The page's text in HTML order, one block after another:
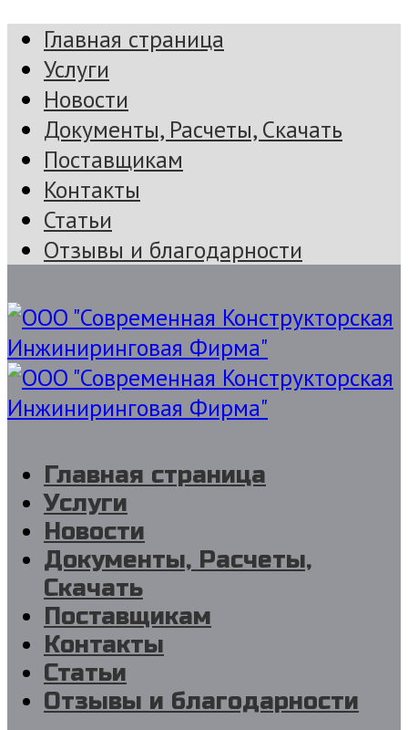
Главная страница
Услуги
Новости
Документы, Расчеты, Скачать
Поставщикам
Контакты
Статьи
Отзывы и благодарности
Главная страница
Услуги
Новости
Документы, Расчеты,
Скачать
Поставщикам
Контакты
Статьи
Отзывы и благодарности